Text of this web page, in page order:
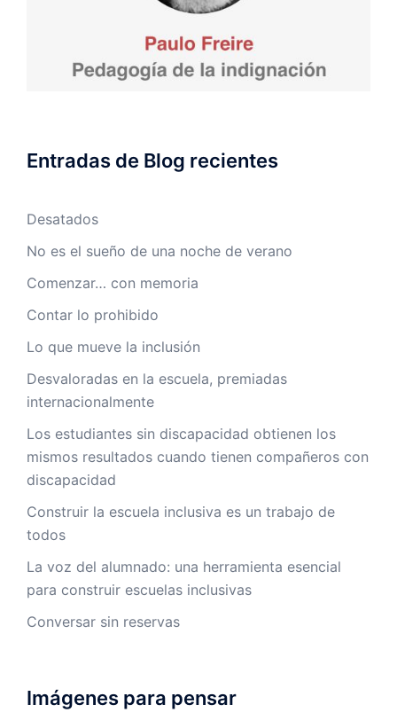
Entradas de Blog recientes
Desatados
No es el sueño de una noche de verano
Comenzar… con memoria
Contar lo prohibido
Lo que mueve la inclusión
Desvaloradas en la escuela, premiadas
internacionalmente
Los estudiantes sin discapacidad obtienen los
mismos resultados cuando tienen compañeros con
discapacidad
Construir la escuela inclusiva es un trabajo de
todos
La voz del alumnado: una herramienta esencial
para construir escuelas inclusivas
Conversar sin reservas
Imágenes para pensar